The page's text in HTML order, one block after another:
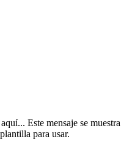
Este mensaje se muestra
para usar.